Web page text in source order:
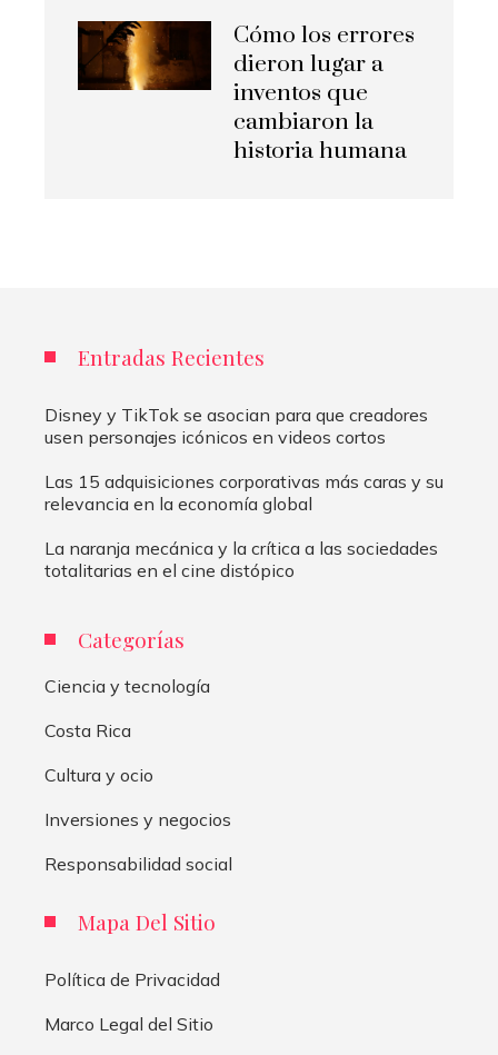
Cómo los errores
dieron lugar a
inventos que
cambiaron la
historia humana
Entradas Recientes
Disney y TikTok se asocian para que creadores
usen personajes icónicos en videos cortos
Las 15 adquisiciones corporativas más caras y su
relevancia en la economía global
La naranja mecánica y la crítica a las sociedades
totalitarias en el cine distópico
Categorías
Ciencia y tecnología
Costa Rica
Cultura y ocio
Inversiones y negocios
Responsabilidad social
Mapa Del Sitio
Política de Privacidad
Marco Legal del Sitio